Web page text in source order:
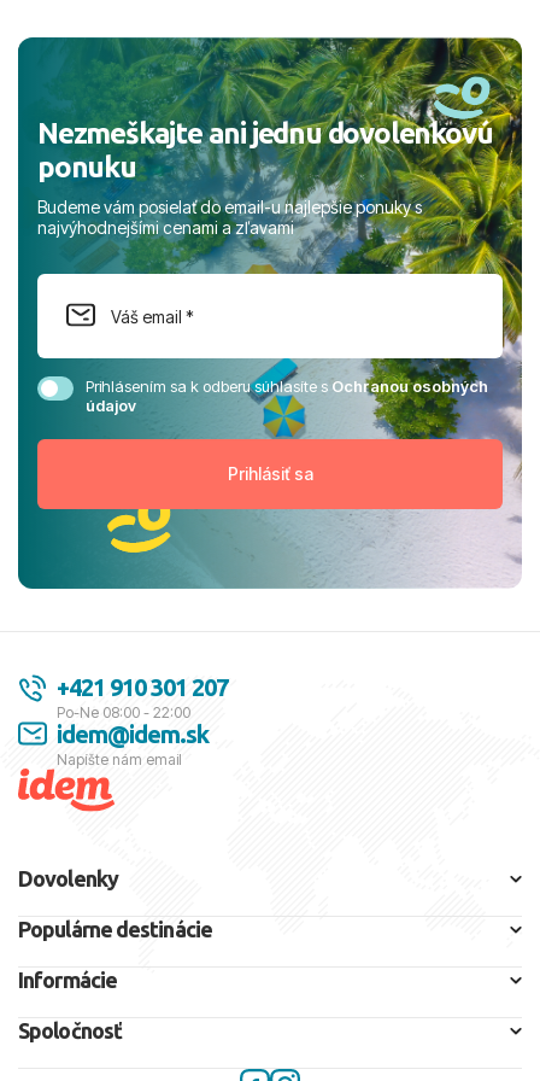
Nezmeškajte ani jednu dovolenkovú
ponuku
Budeme vám posielať do email-u najlepšie ponuky s
najvýhodnejšími cenami a zľavami
Prihlásením sa k odberu súhlasíte sOchranou osobných
údajov
+421 910 301 207
Po-Ne 08:00 - 22:00
idem@idem.sk
Napíšte nám email
Dovolenky
Populárne destinácie
Informácie
Spoločnosť